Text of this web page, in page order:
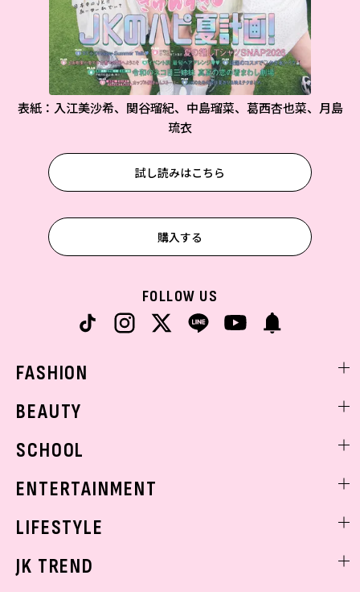
表紙：入江美沙希、関谷瑠紀、中島瑠菜、葛西杏也菜、月島
琉衣
試し読みはこちら
購入する
FOLLOW US
FASHION
着回し
BEAUTY
ベストコスメ
ボディケア
SCHOOL
学校ヘアメイク
ENTERTAINMENT
K-POP
LIFESTYLE
JK TREND